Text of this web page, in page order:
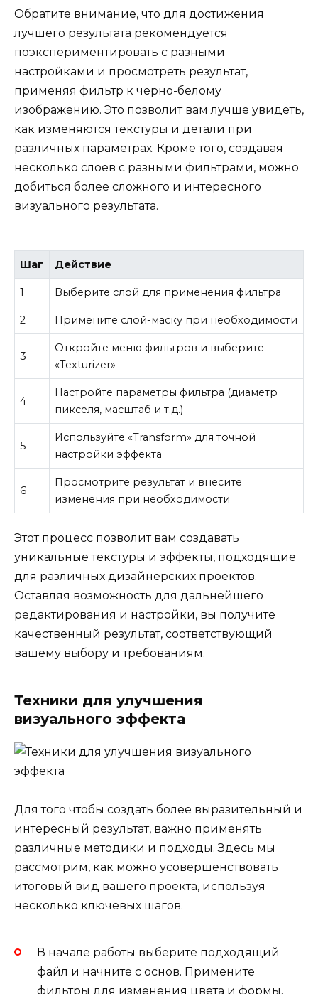
Обратите внимание, что для достижения
лучшего результата рекомендуется
поэкспериментировать с разными
настройками и просмотреть результат,
применяя фильтр к черно-белому
изображению. Это позволит вам лучше увидеть,
как изменяются текстуры и детали при
различных параметрах. Кроме того, создавая
несколько слоев с разными фильтрами, можно
добиться более сложного и интересного
визуального результата.
Шаг Действие
1 Выберите слой для применения фильтра
2 Примените слой-маску при необходимости
3
Откройте меню фильтров и выберите
«Texturizer»
4
Настройте параметры фильтра (диаметр
пикселя, масштаб и т.д.)
5
Используйте «Transform» для точной
настройки эффекта
6
Просмотрите результат и внесите
изменения при необходимости
Этот процесс позволит вам создавать
уникальные текстуры и эффекты, подходящие
для различных дизайнерских проектов.
Оставляя возможность для дальнейшего
редактирования и настройки, вы получите
качественный результат, соответствующий
вашему выбору и требованиям.
Техники для улучшения
визуального эффекта
Для того чтобы создать более выразительный и
интересный результат, важно применять
различные методики и подходы. Здесь мы
рассмотрим, как можно усовершенствовать
итоговый вид вашего проекта, используя
несколько ключевых шагов.
В начале работы выберите подходящий
файл и начните с основ. Примените
фильтры для изменения цвета и формы.